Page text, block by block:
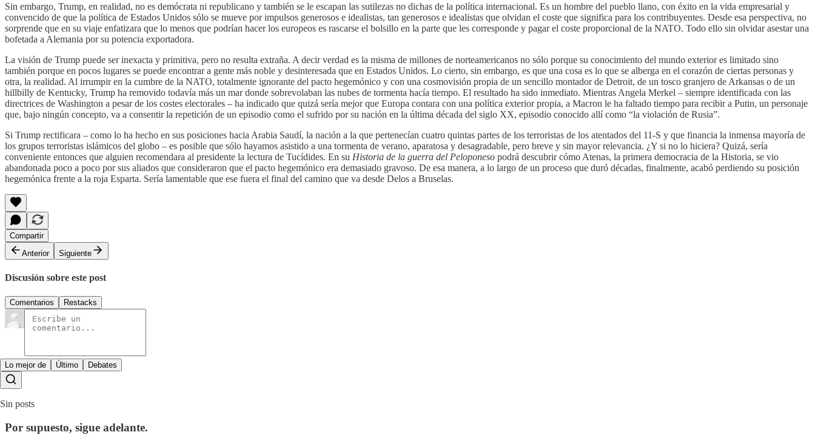
Sin embargo, Trump, en realidad, no es demócrata ni republicano y también se le escapan las sutilezas no dichas de la política internacional. Es un hombre del pueblo llano, con éxito en la vida empresarial y
convencido de que la política de Estados Unidos sólo se mueve por impulsos generosos e idealistas, tan generosos e idealistas que olvidan el coste que significa para los contribuyentes. Desde esa perspectiva, no
sorprende que en su viaje enfatizara que lo menos que podrían hacer los europeos es rascarse el bolsillo en la parte que les corresponde y pagar el coste proporcional de la NATO. Todo ello sin olvidar asestar una
bofetada a Alemania por su potencia exportadora.
La visión de Trump puede ser inexacta y primitiva, pero no resulta extraña. A decir verdad es la misma de millones de norteamericanos no sólo porque su conocimiento del mundo exterior es limitado sino
también porque en pocos lugares se puede encontrar a gente más noble y desinteresada que en Estados Unidos. Lo cierto, sin embargo, es que una cosa es lo que se alberga en el corazón de ciertas personas y
otra, la realidad. Al irrumpir en la cumbre de la NATO, totalmente ignorante del pacto hegemónico y con una cosmovisión propia de un sencillo montador de Detroit, de un tosco granjero de Arkansas o de un
hillbilly de Kentucky, Trump ha removido todavía más un mar donde sobrevolaban las nubes de tormenta hacía tiempo. El resultado ha sido inmediato. Mientras Angela Merkel – siempre identificada con las
directrices de Washington a pesar de los costes electorales – ha indicado que quizá sería mejor que Europa contara con una política exterior propia, a Macron le ha faltado tiempo para recibir a Putin, un personaje
que, bajo ningún concepto, va a consentir la repetición de un episodio como el sufrido por su nación en la última década del siglo XX, episodio conocido allí como “la violación de Rusia”.
Si Trump rectificara – como lo ha hecho en sus posiciones hacia Arabia Saudí, la nación a la que pertenecían cuatro quintas partes de los terroristas de los atentados del 11-S y que financia la inmensa mayoría de
los grupos terroristas islámicos del globo – es posible que sólo hayamos asistido a una tormenta de verano, aparatosa y desagradable, pero breve y sin mayor relevancia. ¿Y si no lo hiciera? Quizá, sería
conveniente entonces que alguien recomendara al presidente la lectura de Tucídides. En su Historia de la guerra del Peloponeso podrá descubrir cómo Atenas, la primera democracia de la Historia, se vio
abandonada poco a poco por sus aliados que consideraron que el pacto hegemónico era demasiado gravoso. De esa manera, a lo largo de un proceso que duró décadas, finalmente, acabó perdiendo su posición
hegemónica frente a la roja Esparta. Sería lamentable que ese fuera el final del camino que va desde Delos a Bruselas.
Compartir
Anterior
Siguiente
Discusión sobre este post
Comentarios Restacks
Lo mejor de Último Debates
Sin posts
Por supuesto, sigue adelante.